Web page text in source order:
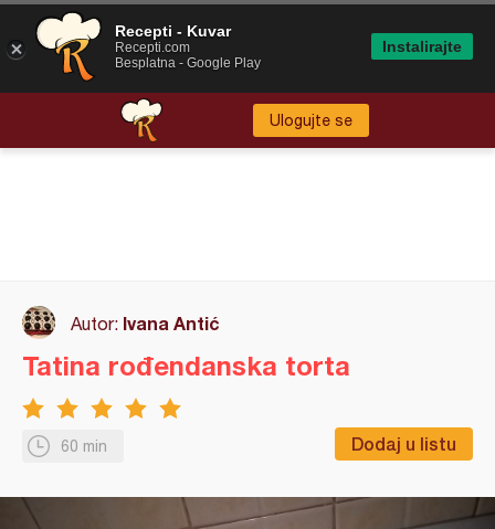
Ulogujte se
Autor: Ivana Antić
60 min Dodaj u listu
Tatina rođendanska torta
Recepti - Kuvar
Recepti.com
Besplatna - Google Play
Instalirajte